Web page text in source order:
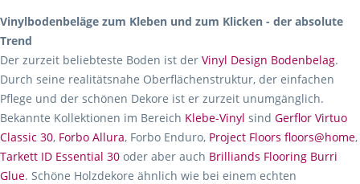
Vinylbodenbeläge zum Kleben und zum Klicken - der absolute
Trend
Der zurzeit beliebteste Boden ist der Vinyl Design Bodenbelag.
Durch seine realitätsnahe Oberflächenstruktur, der einfachen
Pflege und der schönen Dekore ist er zurzeit unumgänglich.
Bekannte Kollektionen im Bereich Klebe-Vinyl sind Gerflor Virtuo
Classic 30, Forbo Allura, Forbo Enduro, Project Floors floors@home,
Tarkett ID Essential 30 oder aber auch Brilliands Flooring Burri
Glue. Schöne Holzdekore ähnlich wie bei einem echten